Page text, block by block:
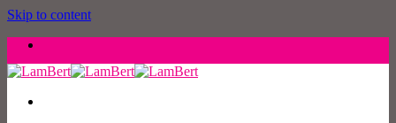
Skip to content